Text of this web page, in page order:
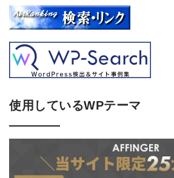
使用しているWPテーマ